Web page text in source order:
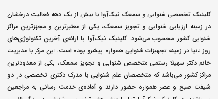
میشیم
مدیر سایت
ارسال شده در : پنجشنبه 22 تیر 1402
0
0
کلینیک تخصصی شنوایی و سمعک نیک‌آوا با بیش از یک دهه فعالیت درخشان
در زمینه ارزیابی شنوایی و تجویز سمعک، یکی از معتبرترین و مجهزترین مراکز
شنوایی کشور محسوب می‌شود. کلینیک نیک‌آوا با ارائه‌ی آخرین تکنولوژی‌های
روز دنیا در زمینه تجهیزات شنوایی همواره پیشرو بوده است. این مرکز با مدیریت
خانم دکتر سهیلا رستمی متخصص شنوایی و تجویز سمعک، یکی از معدودترین
مراکز کشور می‌باشد که متخصصان علم شنوایی با مدرک دکتری تخصصی در دو
شیفت صبح و عصر همواره حضور دارند و آماده‌ی خدمت رسانی به مراجعین